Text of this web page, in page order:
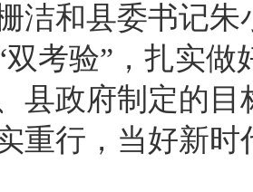
洁和县委书记
双考验”，扎实
县政府制定的
重行，当好新